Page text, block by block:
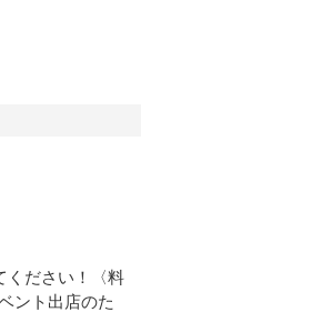
ください！〈料
ント出店のた